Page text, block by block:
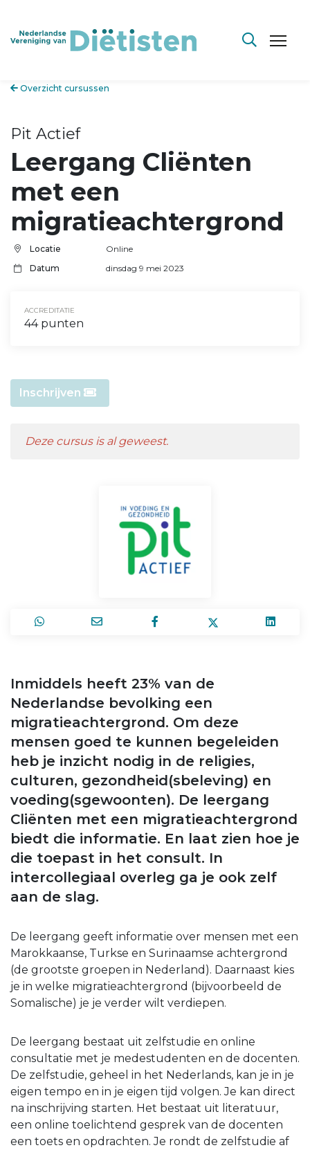
Overzicht cursussen
Pit Actief
Leergang Cliënten
met een
migratieachtergrond
Locatie
Online
Datum
dinsdag 9 mei 2023
ACCREDITATIE
44 punten
Inschrijven
Deze cursus is al geweest.
Inmiddels heeft 23% van de
Nederlandse bevolking een
migratieachtergrond. Om deze
mensen goed te kunnen begeleiden
heb je inzicht nodig in de religies,
culturen, gezondheid(sbeleving) en
voeding(sgewoonten). De leergang
Cliënten met een migratieachtergrond
biedt die informatie. En laat zien hoe je
die toepast in het consult. In
intercollegiaal overleg ga je ook zelf
aan de slag.
De leergang geeft informatie over mensen met een
Marokkaanse, Turkse en Surinaamse achtergrond
(de grootste groepen in Nederland). Daarnaast kies
je in welke migratieachtergrond (bijvoorbeeld de
Somalische) je je verder wilt verdiepen.
De leergang bestaat uit zelfstudie en online
consultatie met je medestudenten en de docenten.
De zelfstudie, geheel in het Nederlands, kan je in je
eigen tempo en in je eigen tijd volgen. Je kan direct
na inschrijving starten. Het bestaat uit literatuur,
een online toelichtend gesprek van de docenten
een toets en opdrachten. Je rondt de zelfstudie af